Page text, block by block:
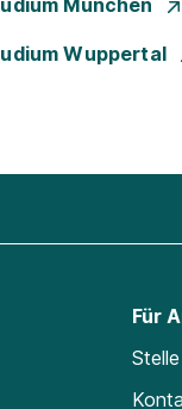
München
Wuppertal
Für